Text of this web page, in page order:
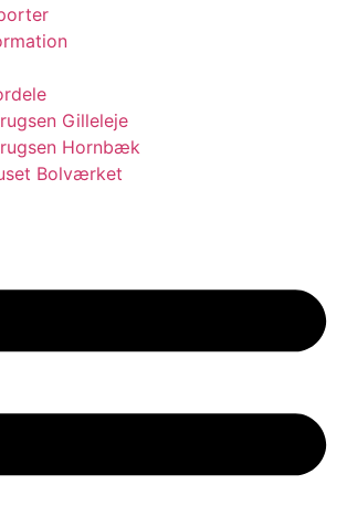
Gilleleje
Hornbæk
Bolværket